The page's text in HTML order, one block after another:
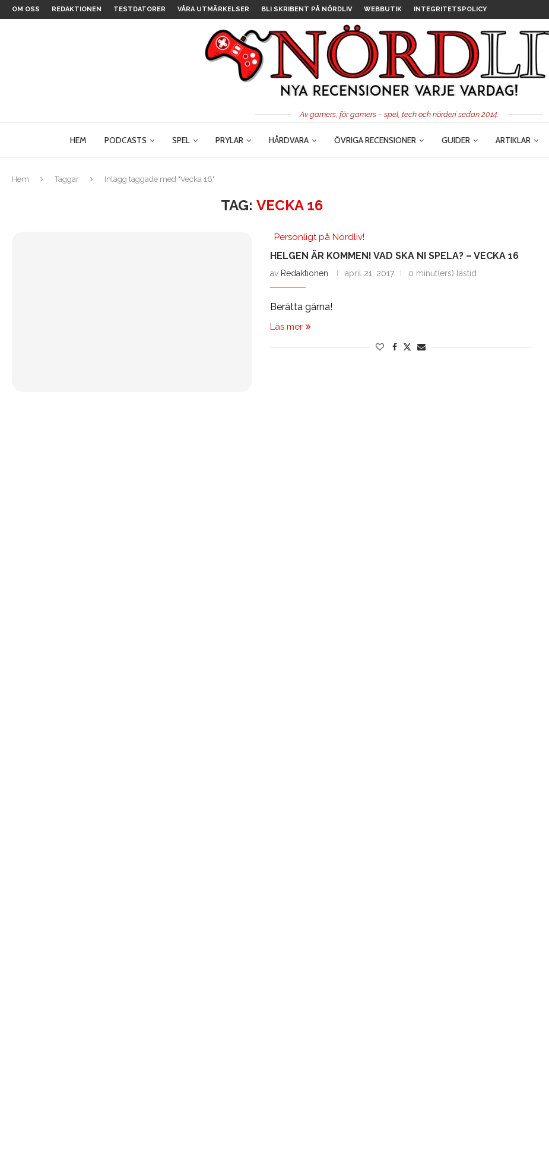
OM OSS REDAKTIONEN TESTDATORER VÅRA UTMÄRKELSER BLI SKRIBENT PÅ NÖRDLIV WEBBUTIK INTEGRITETSPOLICY
Av gamers, för gamers – spel, tech och nörderi sedan 2014.
HEM PODCASTS SPEL PRYLAR HÅRDVARA ÖVRIGA RECENSIONER GUIDER ARTIKLAR
Hem Taggar Inlägg taggade med "Vecka 16"
TAG: VECKA 16
Personligt på Nördliv!
HELGEN ÄR KOMMEN! VAD SKA NI SPELA? – VECKA 16
av Redaktionen april 21, 2017 0 minut(ers) lästid
Berätta gärna!
Läs mer